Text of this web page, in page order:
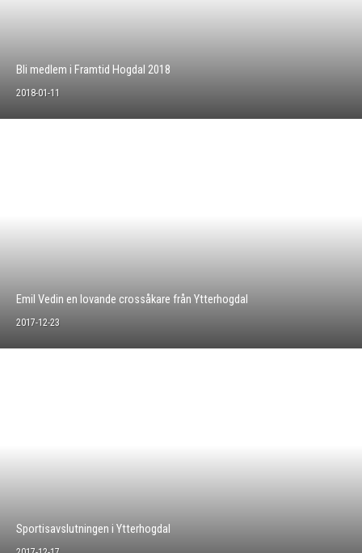
Bli medlem i Framtid Hogdal 2018
2018-01-11
Emil Vedin en lovande crossåkare från Ytterhogdal
2017-12-23
Sportisavslutningen i Ytterhogdal